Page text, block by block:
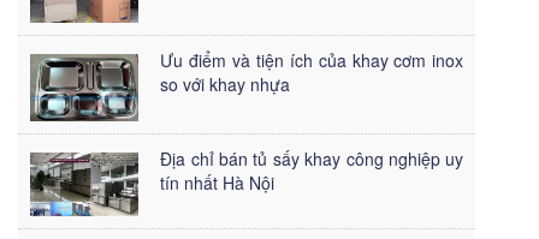
Ưu điểm và tiện ích của khay cơm inox
so với khay nhựa
Địa chỉ bán tủ sấy khay công nghiệp uy
tín nhất Hà Nội